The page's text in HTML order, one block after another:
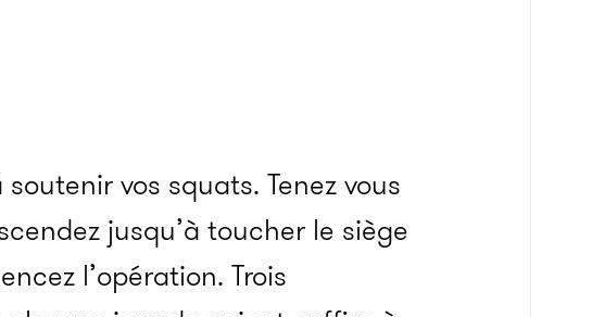
vos squats. Tenez vous
jusqu’à toucher le siège
l’opération. Trois